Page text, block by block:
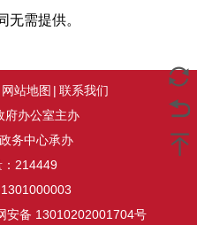
无需提供。
网站地图 | 联系我们
府办公室主办
务中心承办
214449
安备 13010202001704号